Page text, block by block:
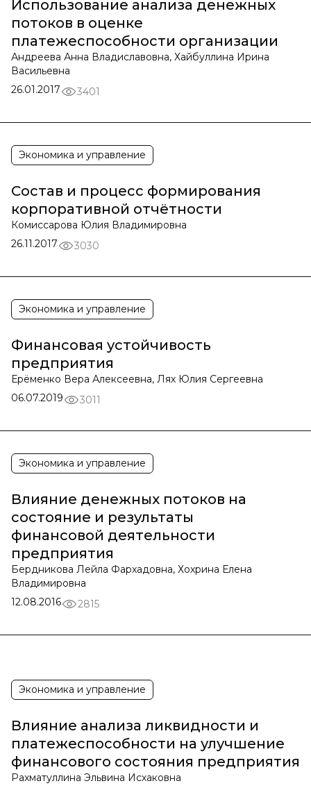
Использование анализа денежных
потоков в оценке
платежеспособности организации
Андреева Анна Владиславовна, Хайбуллина Ирина
Васильевна
26.01.2017
3401
Экономика и управление
Состав и процесс формирования
корпоративной отчётности
Комиссарова Юлия Владимировна
26.11.2017
3030
Экономика и управление
Финансовая устойчивость
предприятия
Ерёменко Вера Алексеевна, Лях Юлия Сергеевна
06.07.2019
3011
Экономика и управление
Влияние денежных потоков на
состояние и результаты
финансовой деятельности
предприятия
Бердникова Лейла Фархадовна, Хохрина Елена
Владимировна
12.08.2016
2815
Экономика и управление
Влияние анализа ликвидности и
платежеспособности на улучшение
финансового состояния предприятия
Рахматуллина Эльвина Исхаковна